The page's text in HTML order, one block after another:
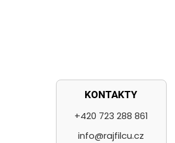
KONTAKTY
+420 723 288 861
info@rajfilcu.cz